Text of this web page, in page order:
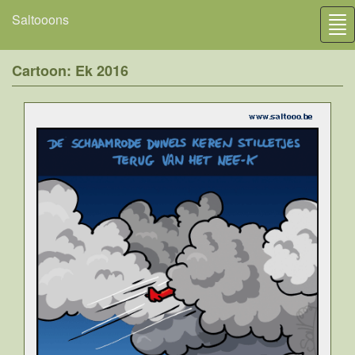
Saltooons
Cartoon: Ek 2016